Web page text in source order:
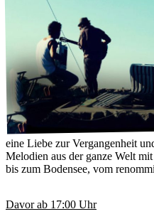
eine Liebe zur Vergangenheit
Melodien aus der ganze Welt
bis zum Bodensee, vom
Davor ab 17:00 Uhr